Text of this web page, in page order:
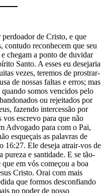
de Cristo, e que
contudo reconhecem que seu
chegam a ponto de duvidar
Santo. A esses eu desejaria
vezes, teremos de prostrar-
de nossas faltas e erros; mas
somos vencidos pelo
ou rejeitados por
fazendo intercessão por
vos escrevo para que não
Advogado para com o Pai,
esqueçais as palavras de
16:27. Ele deseja atrair-vos de
pureza e santidade. E se tão-
em vós começou a boa
Cristo. Orai com mais
que formos desconfiando
no poder de nosso